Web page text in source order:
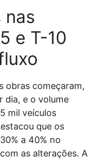
nas
e T-10
obras começaram,
dia, e o volume
mil veículos
que os
a 40% no
as alterações. A